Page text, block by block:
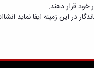
خود قرار دهند.
این زمینه ایفا